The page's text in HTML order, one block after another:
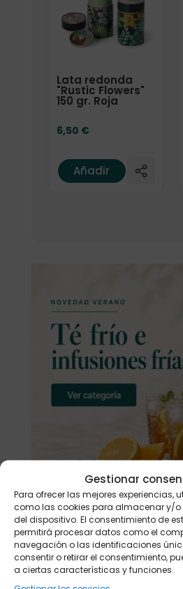
Gestionar
Para ofrecer las mejores experiencias,
como las cookies para almacenar y/
del dispositivo. El consentimiento de
permitirá procesar datos como el
navegación o las identificaciones
consentir o retirar el consentimiento,
a ciertas características y funciones.
Lata redonda
"Rustic Flowers"
150 gr. Roja
6,50 €
Añadir